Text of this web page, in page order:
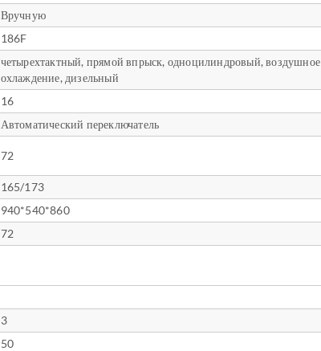
Вручную
186F
четырехтактный, прямой впрыск, одноцилиндровый, воздушное
охлаждение, дизельный
16
Автоматический переключатель
72
165/173
940*540*860
72
3
50